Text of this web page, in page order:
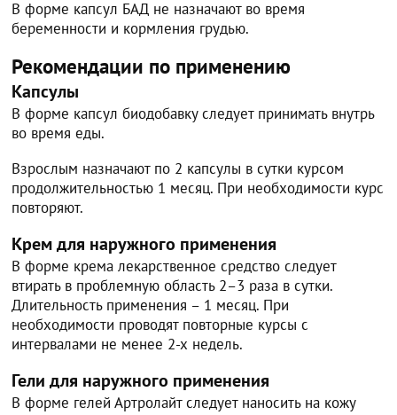
В форме капсул БАД не назначают во время
беременности и кормления грудью.
Рекомендации по применению
Капсулы
В форме капсул биодобавку следует принимать внутрь
во время еды.
Взрослым назначают по 2 капсулы в сутки курсом
продолжительностью 1 месяц. При необходимости курс
повторяют.
Крем для наружного применения
В форме крема лекарственное средство следует
втирать в проблемную область 2–3 раза в сутки.
Длительность применения – 1 месяц. При
необходимости проводят повторные курсы с
интервалами не менее 2-х недель.
Гели для наружного применения
В форме гелей Артролайт следует наносить на кожу